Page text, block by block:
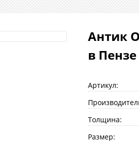
Антик
в Пензе
Артикул:
Толщина:
Размер: